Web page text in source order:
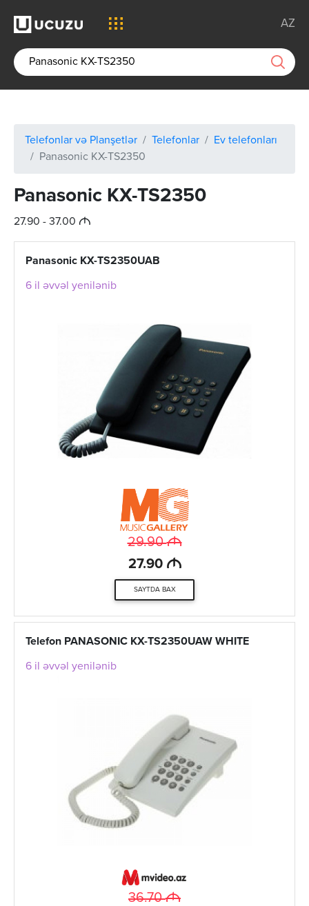
AZ
Telefonlar və Planşetlər Telefonlar
Ev telefonları
Panasonic KX-TS2350
Panasonic KX-TS2350
27.90 - 37.00 M
Panasonic KX-TS2350UAB
6 il əvvəl yenilənib
29.90M
27.90 M
SAYTDA BAX
Telefon PANASONIC KX-TS2350UAW WHITE
6 il əvvəl yenilənib
36.70M